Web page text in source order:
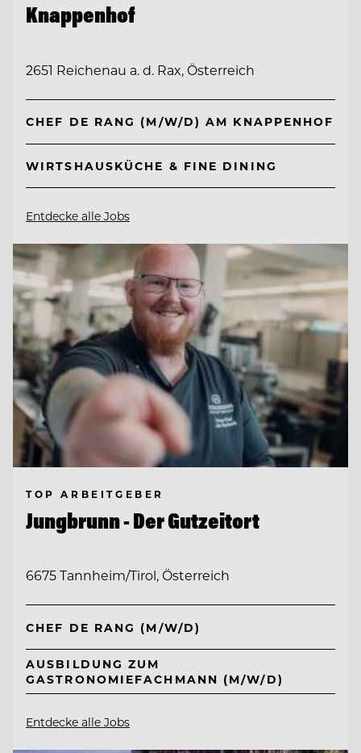
Knappenhof
2651 Reichenau a. d. Rax, Österreich
CHEF DE RANG (M/W/D) AM KNAPPENHOF
WIRTSHAUSKÜCHE & FINE DINING
Entdecke alle Jobs
TOP ARBEITGEBER
Jungbrunn - Der Gutzeitort
6675 Tannheim/Tirol, Österreich
CHEF DE RANG (M/W/D)
AUSBILDUNG ZUM
GASTRONOMIEFACHMANN (M/W/D)
Entdecke alle Jobs